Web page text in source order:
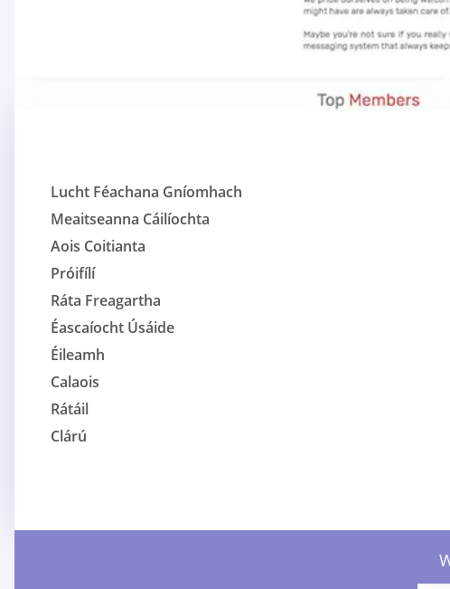
Lucht Féachana Gníomhach
Meaitseanna Cáilíochta
Aois Coitianta
Próifílí
Ráta Freagartha
Éascaíocht Úsáide
Éileamh
Calaois
Rátáil
Clárú